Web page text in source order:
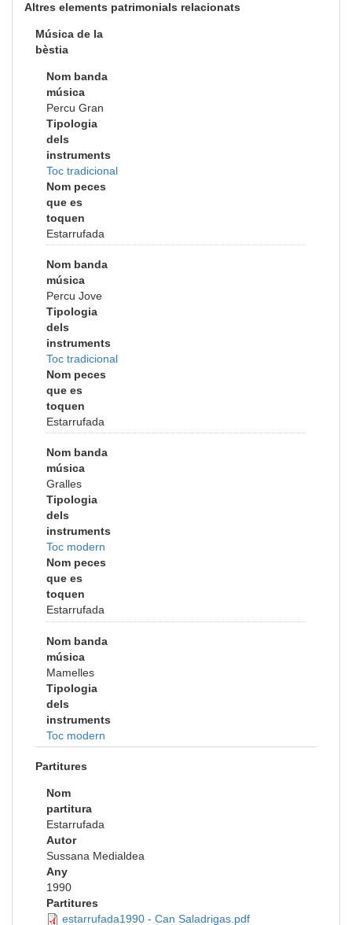
Altres elements patrimonials relacionats
Música de la
bèstia
Nom banda
música
Percu Gran
Tipologia
dels
instruments
Toc tradicional
Nom peces
que es
toquen
Estarrufada
Nom banda
música
Percu Jove
Tipologia
dels
instruments
Toc tradicional
Nom peces
que es
toquen
Estarrufada
Nom banda
música
Gralles
Tipologia
dels
instruments
Toc modern
Nom peces
que es
toquen
Estarrufada
Nom banda
música
Mamelles
Tipologia
dels
instruments
Toc modern
Partitures
Nom
partitura
Estarrufada
Autor
Sussana Medialdea
Any
1990
Partitures
estarrufada1990 - Can Saladrigas.pdf